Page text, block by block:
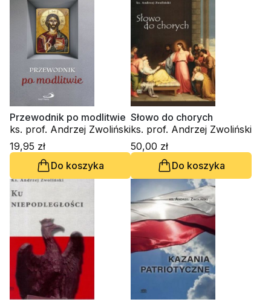
Przewodnik po modlitwie
ks. prof. Andrzej Zwoliński
19,95 zł
Do koszyka
Słowo do chorych
ks. prof. Andrzej Zwoliński
50,00 zł
Do koszyka